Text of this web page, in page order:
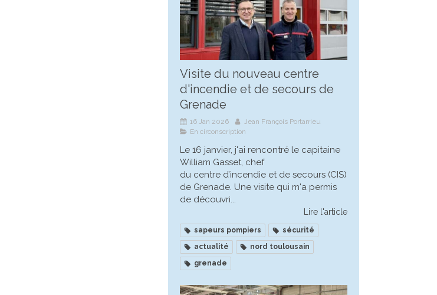
Visite du nouveau centre
d'incendie et de secours de
Grenade
16 Jan 2026
Jean François Portarrieu
En circonscription
Le 16 janvier, j'ai rencontré le capitaine
William Gasset, chef
du centre d’incendie et de secours (CIS)
de Grenade. Une visite qui m'a permis
de découvri...
Lire l'article
sapeurs pompiers
sécurité
actualité
nord toulousain
grenade